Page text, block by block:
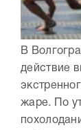
В
действие
жаре. По